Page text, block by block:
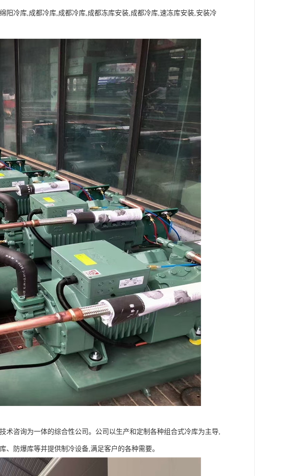
阳冷库,成都冷库,成都冷库,成都冻库安装,成都冷库,速冻库安装,安装冷
术咨询为一体的综合性公司。公司以生产和定制各种组合式冷库为主导,
防爆库等并提供制冷设备,满足客户的各种需要。